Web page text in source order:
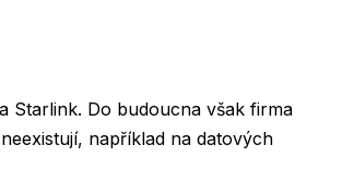
Starlink. Do budoucna však firma
například na datových